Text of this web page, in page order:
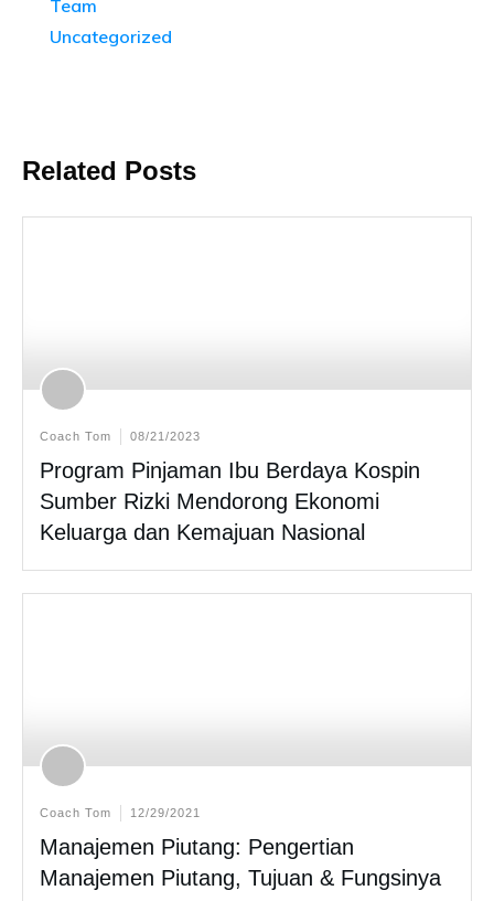
Team
Uncategorized
Related Posts
Coach Tom 08/21/2023
Program Pinjaman Ibu Berdaya Kospin
Sumber Rizki Mendorong Ekonomi
Keluarga dan Kemajuan Nasional
Coach Tom 12/29/2021
Manajemen Piutang: Pengertian
Manajemen Piutang, Tujuan & Fungsinya